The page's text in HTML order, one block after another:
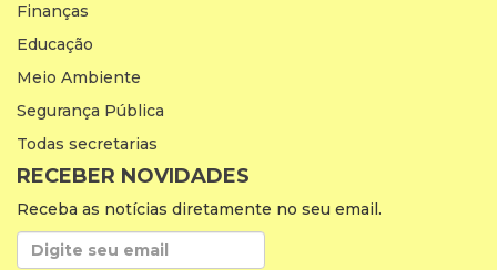
Finanças
Educação
Meio Ambiente
Segurança Pública
Todas secretarias
RECEBER NOVIDADES
Receba as notícias diretamente no seu email.